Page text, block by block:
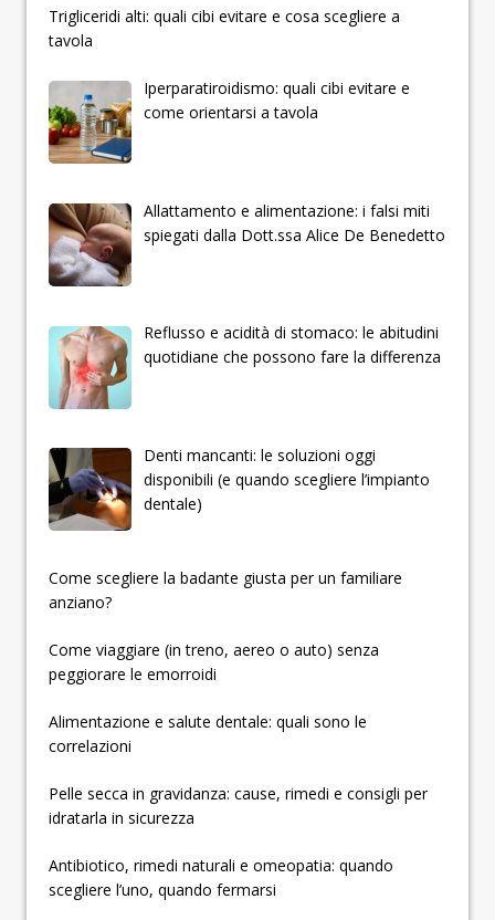
Trigliceridi alti: quali cibi evitare e cosa scegliere a
tavola
Iperparatiroidismo: quali cibi evitare e
come orientarsi a tavola
Allattamento e alimentazione: i falsi miti
spiegati dalla Dott.ssa Alice De Benedetto
Reflusso e acidità di stomaco: le abitudini
quotidiane che possono fare la differenza
Denti mancanti: le soluzioni oggi
disponibili (e quando scegliere l’impianto
dentale)
­­­­­Come scegliere la badante giusta per un familiare
anziano?
Come viaggiare (in treno, aereo o auto) senza
peggiorare le emorroidi
Alimentazione e salute dentale: quali sono le
correlazioni
Pelle secca in gravidanza: cause, rimedi e consigli per
idratarla in sicurezza
Antibiotico, rimedi naturali e omeopatia: quando
scegliere l’uno, quando fermarsi